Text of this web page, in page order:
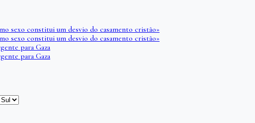
sexo constitui um desvio do casamento cristão»
sexo constitui um desvio do casamento cristão»
para Gaza
para Gaza